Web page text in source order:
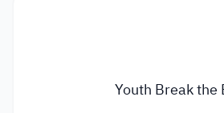
Youth Break the